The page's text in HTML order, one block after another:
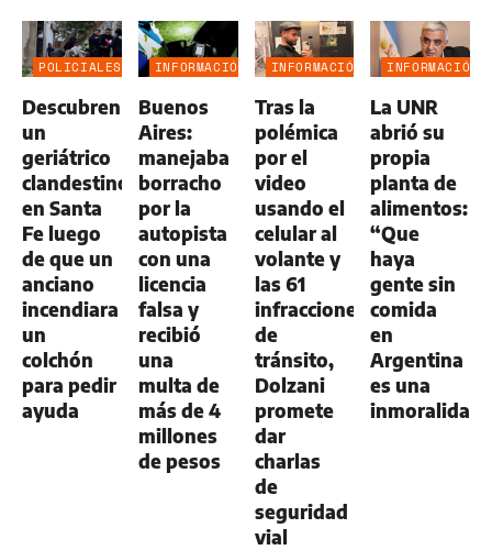
POLICIALES
Descubren
un
geriátrico
clandestino
en Santa
Fe luego
de que un
anciano
incendiara
un
colchón
para pedir
ayuda
INFORMACIÓN
Buenos
Aires:
manejaba
borracho
por la
autopista
con una
licencia
falsa y
recibió
una
multa de
más de 4
millones
de pesos
INFORMACIÓN
Tras la
polémica
por el
video
usando el
celular al
volante y
las 61
infracciones
de
tránsito,
Dolzani
promete
dar
charlas
de
seguridad
vial
INFORMACIÓN
La UNR
abrió su
propia
planta de
alimentos:
“Que
haya
gente sin
comida
en
Argentina
es una